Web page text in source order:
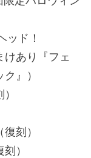
ッド！
けあり『フェ
』）
刻）
）